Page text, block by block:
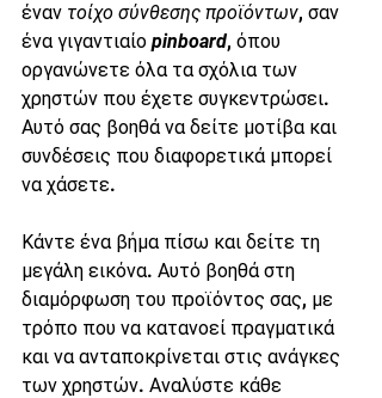
έναν τοίχο σύνθεσης προϊόντων, σαν
ένα γιγαντιαίο pinboard, όπου
οργανώνετε όλα τα σχόλια των
χρηστών που έχετε συγκεντρώσει.
Αυτό σας βοηθά να δείτε μοτίβα και
συνδέσεις που διαφορετικά μπορεί
να χάσετε.
Κάντε ένα βήμα πίσω και δείτε τη
μεγάλη εικόνα. Αυτό βοηθά στη
διαμόρφωση του προϊόντος σας, με
τρόπο που να κατανοεί πραγματικά
και να ανταποκρίνεται στις ανάγκες
των χρηστών. Αναλύστε κάθε